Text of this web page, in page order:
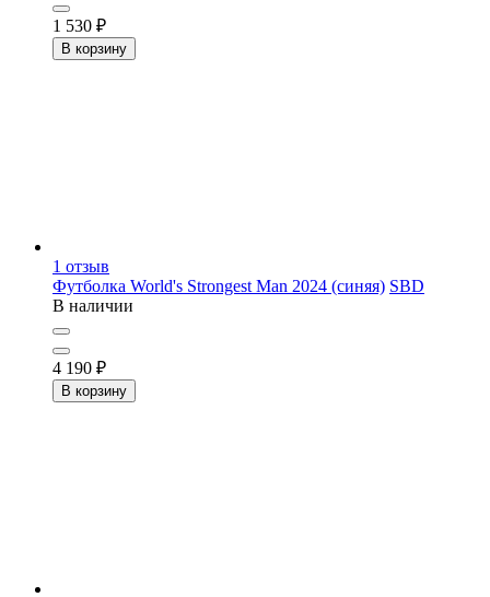
1 530 ₽
В корзину
1 отзыв
Футболка World's Strongest Man 2024 (синяя) SBD
В наличии
4 190 ₽
В корзину